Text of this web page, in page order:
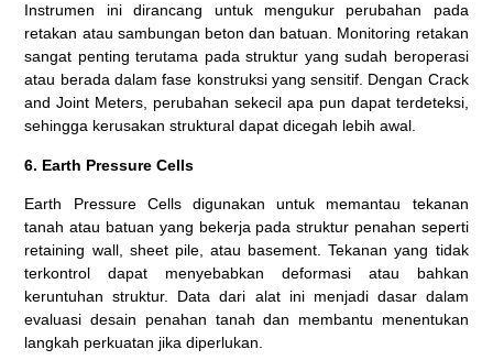
Instrumen ini dirancang untuk mengukur perubahan pada
retakan atau sambungan beton dan batuan. Monitoring retakan
sangat penting terutama pada struktur yang sudah beroperasi
atau berada dalam fase konstruksi yang sensitif. Dengan Crack
and Joint Meters, perubahan sekecil apa pun dapat terdeteksi,
sehingga kerusakan struktural dapat dicegah lebih awal.
6. Earth Pressure Cells
Earth Pressure Cells digunakan untuk memantau tekanan
tanah atau batuan yang bekerja pada struktur penahan seperti
retaining wall, sheet pile, atau basement. Tekanan yang tidak
terkontrol dapat menyebabkan deformasi atau bahkan
keruntuhan struktur. Data dari alat ini menjadi dasar dalam
evaluasi desain penahan tanah dan membantu menentukan
langkah perkuatan jika diperlukan.